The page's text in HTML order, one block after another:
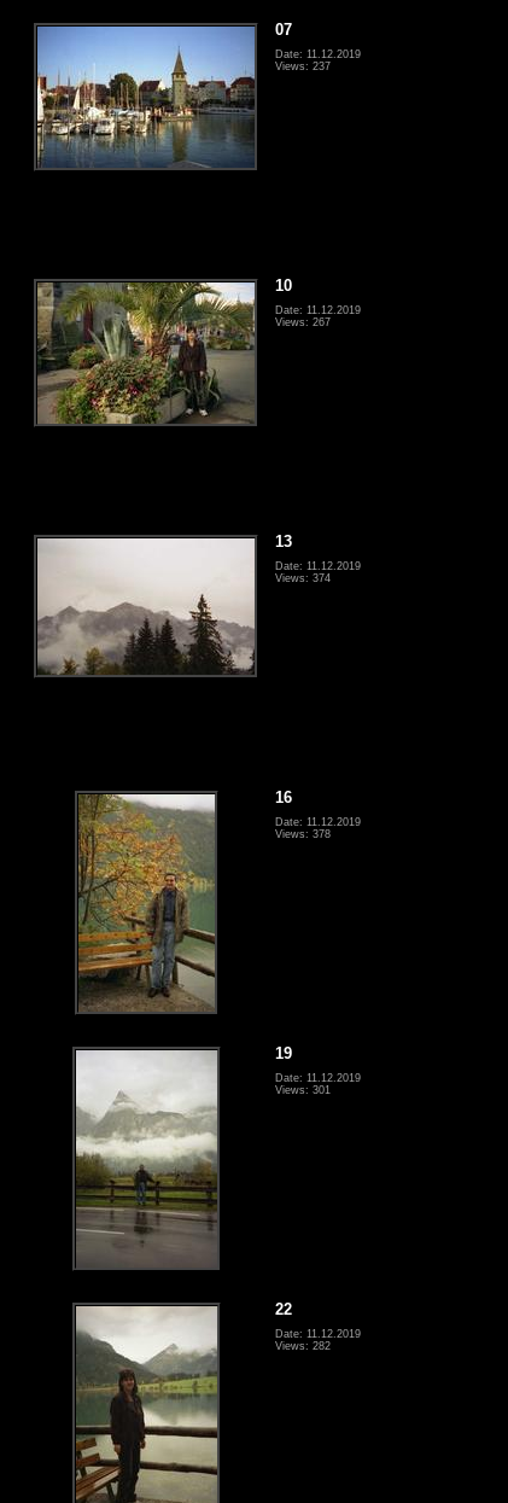
07
Date: 11.12.2019
Views: 237
10
Date: 11.12.2019
Views: 267
13
Date: 11.12.2019
Views: 374
16
Date: 11.12.2019
Views: 378
19
Date: 11.12.2019
Views: 301
22
Date: 11.12.2019
Views: 282